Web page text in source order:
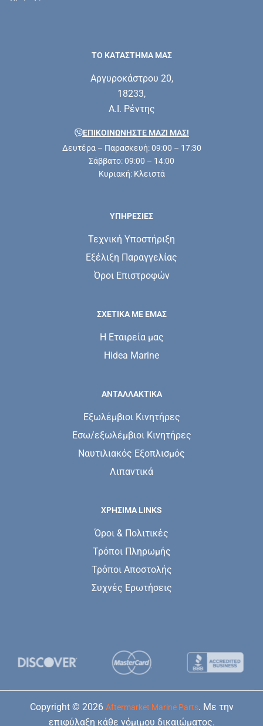
ΤΟ ΚΑΤΑΣΤΗΜΑ ΜΑΣ
Αργυροκάστρου 20,
18233,
Α.Ι. Ρέντης
ΕΠΙΚΟΙΝΩΝΗΣΤΕ ΜΑΖΊ ΜΑΣ!
Δευτέρα – Παρασκευή: 09:00 – 17:30
Σάββατο: 09:00 – 14:00
Κυριακή: Κλειστά
ΥΠΗΡΕΣΊΕΣ
Τεχνική Υποστήριξη
Εξέλιξη Παραγγελίας
Όροι Επιστροφών
ΣΧΕΤΙΚΆ ΜΕ ΕΜΆΣ
Η Εταιρεία μας
Hidea Marine
ΑΝΤΑΛΛΑΚΤΙΚΑ
Εξωλέμβιοι Κινητήρες
Εσω/εξωλέμβιοι Κινητήρες
Ναυτιλιακός Εξοπλισμός
Λιπαντικά
ΧΡΗΣΙΜΑ LINKS
Όροι & Πολιτικές
Τρόποι Πληρωμής
Τρόποι Αποστολής
Συχνές Ερωτήσεις
Copyright © 2026 Aftermarket Marine Parts. Με την
επιφύλαξη κάθε νόμιμου δικαιώματος.